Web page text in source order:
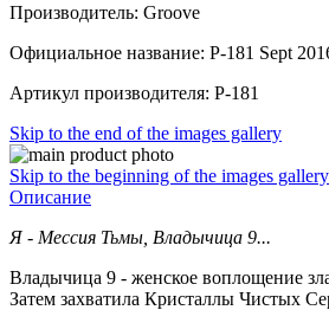
Производитель: Groove
Официальное название: P-181 Sept
Артикул производителя: P-181
Skip to the end of the images gallery
Skip to the beginning of the images gallery
Описание
Я - Мессия Тьмы, Владычица 9...
Владычица 9 - женское воплощение
Затем захватила Кристаллы Чистых